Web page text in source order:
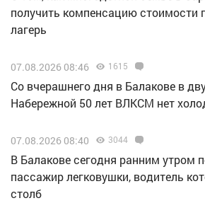
получить компенсацию стоимости
лагерь
07.08.2026 08:46 1615
Со вчерашнего дня в Балакове в
Набережной 50 лет ВЛКСМ нет
07.08.2026 08:40 3044
В Балакове сегодня ранним утром
пассажир легковушки, водитель
столб